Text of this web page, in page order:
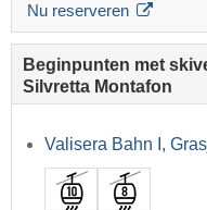
Nu reserveren
Beginpunten met
Silvretta Montafon
Valisera Bahn I,